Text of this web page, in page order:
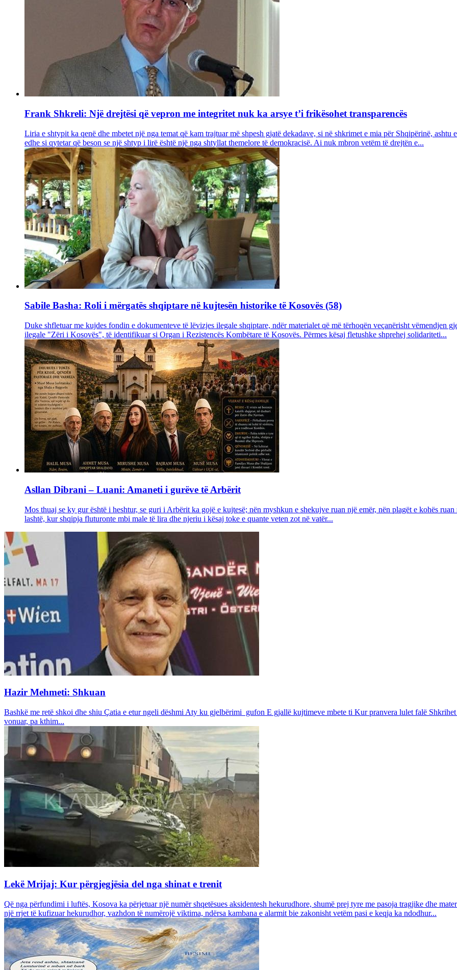
Frank Shkreli: Një drejtësi që vepron me integritet nuk ka arsye t’i frikësohet transparencës
Liria e shtypit ka qenë dhe mbetet një nga temat që kam trajtuar më shpesh gjatë dekadave, si në shkrimet e mia për Shqipërinë,
edhe si qytetar që beson se një shtyp i lirë është një nga shtyllat themelore të demokracisë. Ai nuk mbron vetëm të drejtën e...
Sabile Basha: Roli i mërgatës shqiptare në kujtesën historike të Kosovës (58)
Duke shfletuar me kujdes fondin e dokumenteve të lëvizjes ilegale shqiptare, ndër materialet që më tërhoqën veçanërisht vëmendjen
ilegale "Zëri i Kosovës", të identifikuar si Organ i Rezistencës Kombëtare të Kosovës. Përmes kësaj fletushke shprehej solidariteti...
Asllan Dibrani – Luani: Amaneti i gurëve të Arbërit
Mos thuaj se ky gur është i heshtur, se guri i Arbërit ka gojë e kujtesë; nën myshkun e shekujve ruan një emër, nën plagët e kohës
lashtë, kur shqipja fluturonte mbi male të lira dhe njeriu i kësaj toke e quante veten zot në vatër...
Hazir Mehmeti: Shkuan
Bashkë me retë shkoi dhe shiu Çatia e etur ngeli dëshmi Aty ku gjelbërimi gufon E gjallë kujtimeve mbete ti Kur pranvera lulet falë
vonuar, pa kthim...
Lekë Mrijaj: Kur përgjegjësia del nga shinat e trenit
Që nga përfundimi i luftës, Kosova ka përjetuar një numër shqetësues aksidentesh hekurudhore, shumë prej tyre me pasoja tragjike dhe
një rrjet të kufizuar hekurudhor, vazhdon të numërojë viktima, ndërsa kambana e alarmit bie zakonisht vetëm pasi e keqja ka ndodhur...